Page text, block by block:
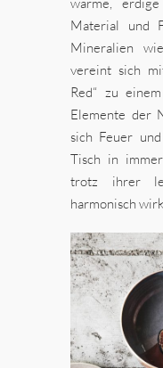
Material und
Mineralien
vereint sich
Red“ zu
Elemente der
sich Feuer
Tisch in
trotz ihrer
harmonisch